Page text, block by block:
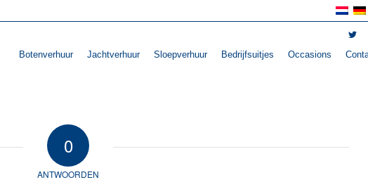
Botenverhuur Jachtverhuur Sloepverhuur Bedrijfsuitjes Occasions
0
ANTWOORDEN